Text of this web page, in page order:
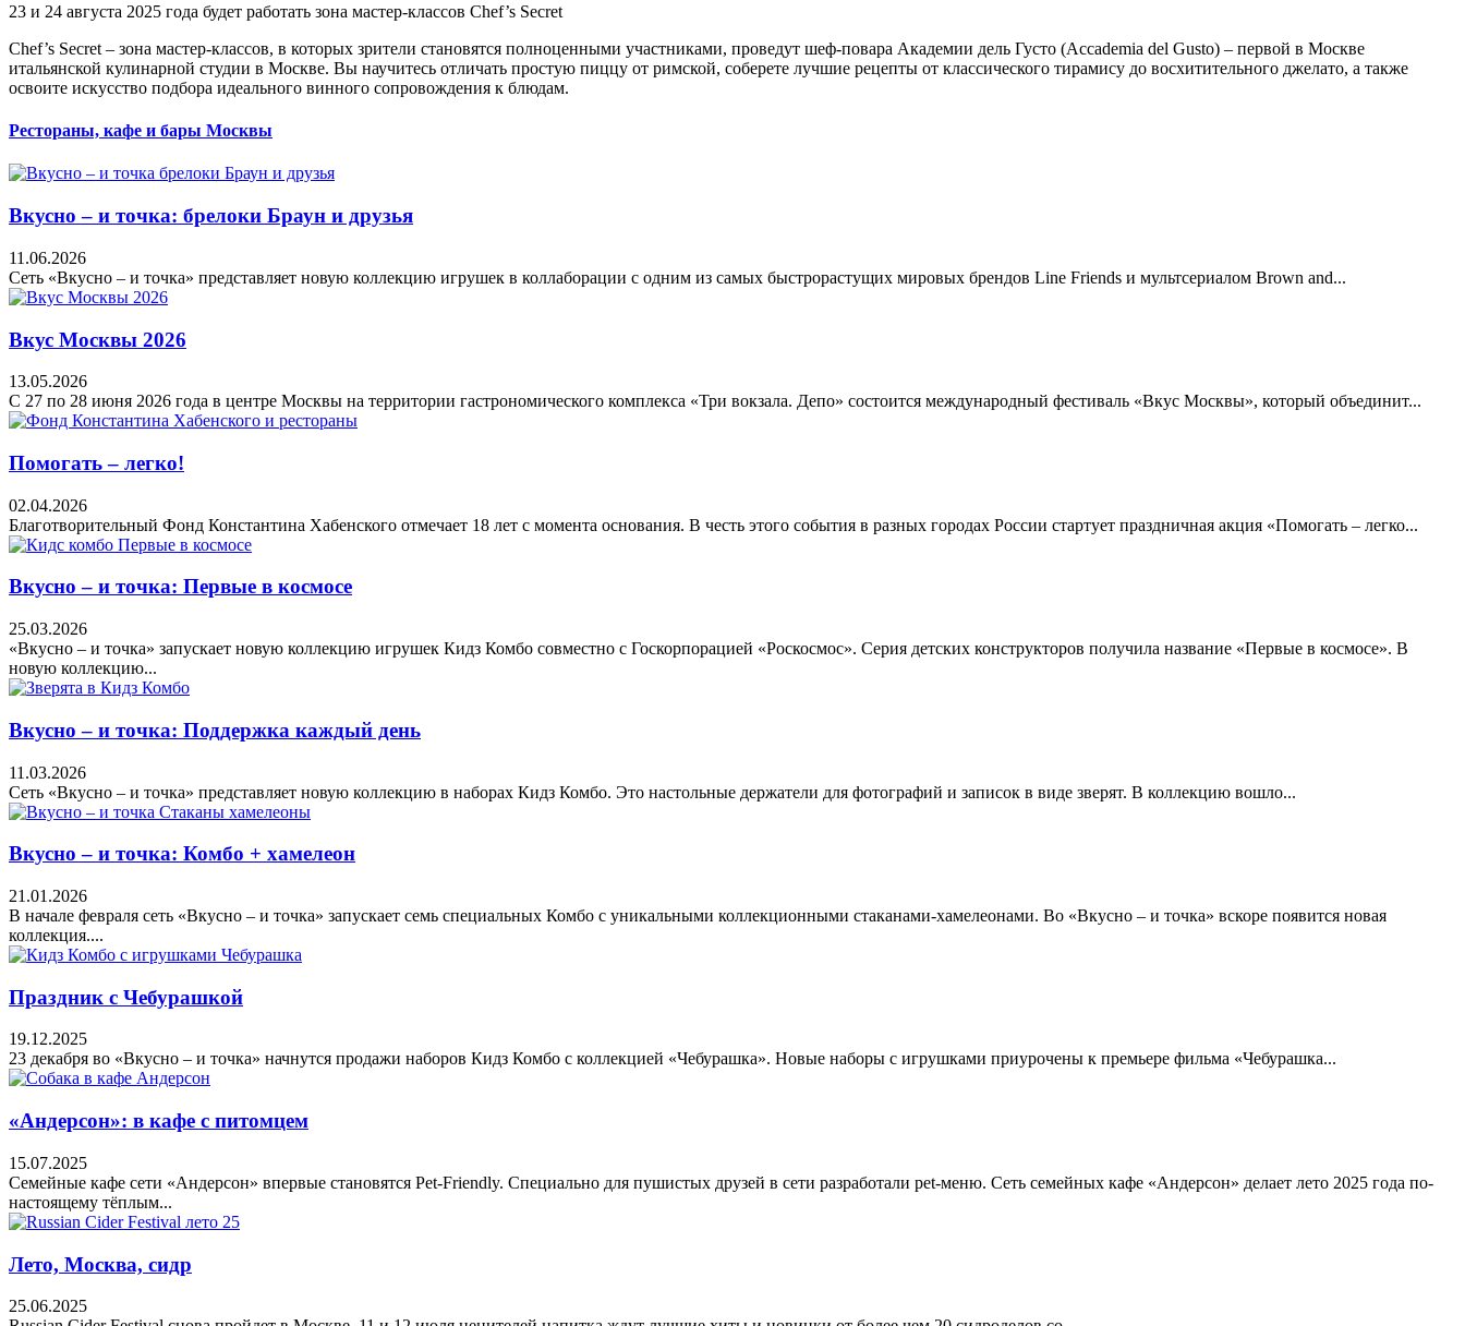
23 и 24 августа 2025 года будет работать зона мастер-классов Chef’s Secret
Chef’s Secret – зона мастер-классов, в которых зрители становятся полноценными участниками, проведут шеф-повара Академии дель Густо (Accademia del Gusto) – первой в Москве
итальянской кулинарной студии в Москве. Вы научитесь отличать простую пиццу от римской, соберете лучшие рецепты от классического тирамису до восхитительного джелато, а также
освоите искусство подбора идеального винного сопровождения к блюдам.
Рестораны, кафе и бары Москвы
Вкусно – и точка: брелоки Браун и друзья
11.06.2026
Сеть «Вкусно – и точка» представляет новую коллекцию игрушек в коллаборации с одним из самых быстрорастущих мировых брендов Line Friends и мультсериалом Brown and...
Вкус Москвы 2026
13.05.2026
С 27 по 28 июня 2026 года в центре Москвы на территории гастрономического комплекса «Три вокзала. Депо» состоится международный фестиваль «Вкус Москвы», который объединит...
Помогать – легко!
02.04.2026
Благотворительный Фонд Константина Хабенского отмечает 18 лет с момента основания. В честь этого события в разных городах России стартует праздничная акция «Помогать – легко...
Вкусно – и точка: Первые в космосе
25.03.2026
«Вкусно – и точка» запускает новую коллекцию игрушек Кидз Комбо совместно с Госкорпорацией «Роскосмос». Серия детских конструкторов получила название «Первые в космосе». В
новую коллекцию...
Вкусно – и точка: Поддержка каждый день
11.03.2026
Сеть «Вкусно – и точка» представляет новую коллекцию в наборах Кидз Комбо. Это настольные держатели для фотографий и записок в виде зверят. В коллекцию вошло...
Вкусно – и точка: Комбо + хамелеон
21.01.2026
В начале февраля сеть «Вкусно – и точка» запускает семь специальных Комбо с уникальными коллекционными стаканами‑хамелеонами. Во «Вкусно – и точка» вскоре появится новая
коллекция....
Праздник с Чебурашкой
19.12.2025
23 декабря во «Вкусно – и точка» начнутся продажи наборов Кидз Комбо с коллекцией «Чебурашка». Новые наборы с игрушками приурочены к премьере фильма «Чебурашка...
«Андерсон»: в кафе с питомцем
15.07.2025
Семейные кафе сети «Андерсон» впервые становятся Pet-Friendly. Специально для пушистых друзей в сети разработали pet-меню. Сеть семейных кафе «Андерсон» делает лето 2025 года по-
настоящему тёплым...
Лето, Москва, сидр
25.06.2025